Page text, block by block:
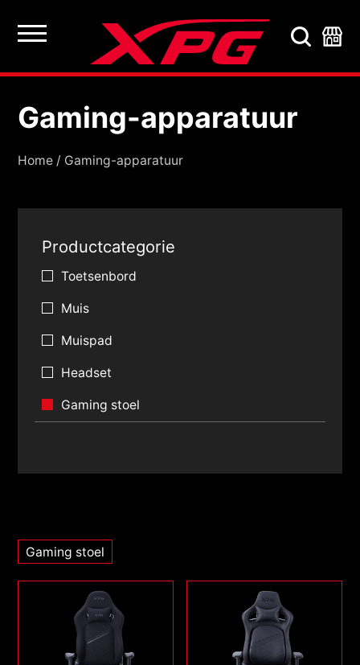
Gaming-apparatuur
Gaming-apparatuur
Home / Gaming-apparatuur
Productcategorie
Toetsenbord
Muis
Muispad
Headset
Gaming stoel
Gaming stoel